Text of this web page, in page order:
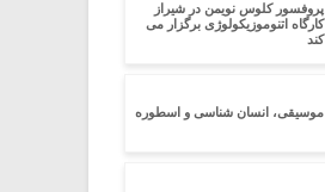
پروفسور کلوس نویمن در شیراز
کارگاه اتنوموزیکولوژی برگزار می
کند
موسیقی، انسان شناسی و اسطوره